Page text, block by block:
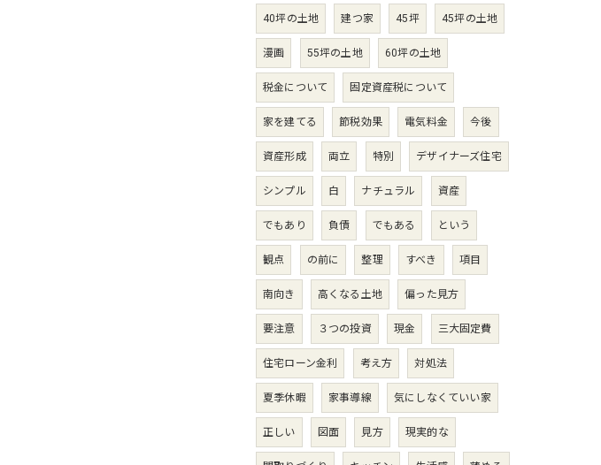
40坪の土地 建つ家 45坪 45坪の土地
漫画 55坪の土地 60坪の土地
税金について 固定資産税について
家を建てる 節税効果 電気料金 今後
資産形成 両立 特別 デザイナーズ住宅
シンプル 白 ナチュラル 資産
でもあり 負債 でもある という
観点 の前に 整理 すべき 項目
南向き 高くなる土地 偏った見方
要注意 ３つの投資 現金 三大固定費
住宅ローン金利 考え方 対処法
夏季休暇 家事導線 気にしなくていい家
正しい 図面 見方 現実的な